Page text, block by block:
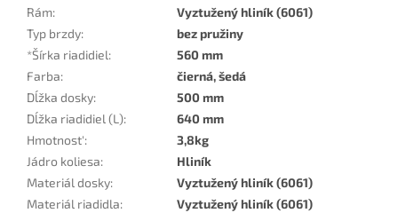
Rám:
Vyztužený hliník (6061)
Typ brzdy:
bez pružiny
*Šírka riadidiel:
560 mm
Farba:
čierná, šedá
Dĺžka dosky:
500 mm
Dĺžka riadidiel (L):
640 mm
Hmotnost':
3,8kg
Jádro koliesa:
Hliník
Materiál dosky:
Vyztužený hliník (6061)
Materiál riadidla:
Vyztužený hliník (6061)